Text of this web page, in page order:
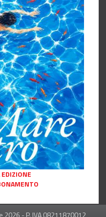
2026 - P. IVA 08211870012